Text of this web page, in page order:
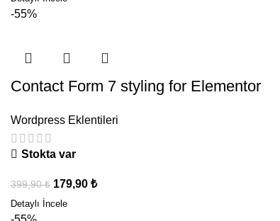
-55%
Contact Form 7 styling for Elementor
Wordpress Eklentileri
Stokta var
399,90₺ 179,90 ₺